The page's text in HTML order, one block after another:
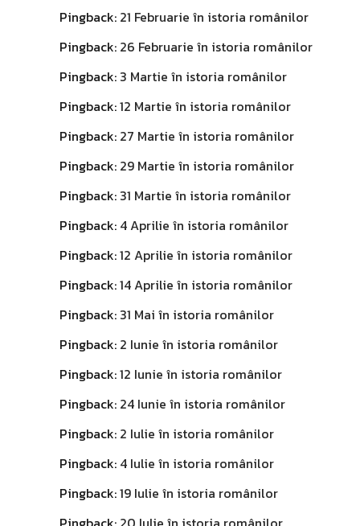
Pingback: 21 Februarie în istoria românilor
Pingback: 26 Februarie în istoria românilor
Pingback: 3 Martie în istoria românilor
Pingback:12 Martie în istoria românilor
Pingback: 27 Martie în istoria românilor
Pingback: 29 Martie în istoria românilor
Pingback: 31 Martie în istoria românilor
Pingback: 4 Aprilie în istoria românilor
Pingback:12 Aprilie în istoria românilor
Pingback:14 Aprilie în istoria românilor
Pingback: 31 Mai în istoria românilor
Pingback: 2 Iunie în istoria românilor
Pingback:12 Iunie în istoria românilor
Pingback: 24 Iunie în istoria românilor
Pingback: 2 Iulie în istoria românilor
Pingback: 4 Iulie în istoria românilor
Pingback:19 Iulie în istoria românilor